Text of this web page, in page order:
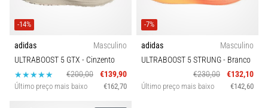
5. 8. 2026
11 minutos lendo
-14%
adidas
Masculino
ULTRABOOST 5 GTX - Cinzento
€200,00
€139,90
Último preço mais baixo €162,70
-7%
adidas
Masculino
ULTRABOOST 5 STRUNG- Branco
€230,00
€132,10
Último preço mais baixo €142,60